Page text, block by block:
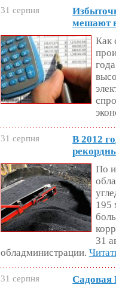
31 серпня
мешают
Как
31 серпня
В 2012
По
195
31
обладминистрации.
31 серпня
Садовая